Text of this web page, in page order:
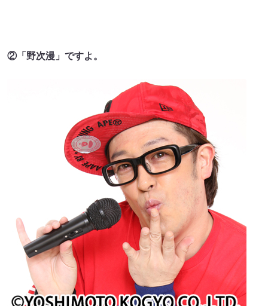
②「野次漫」ですよ。